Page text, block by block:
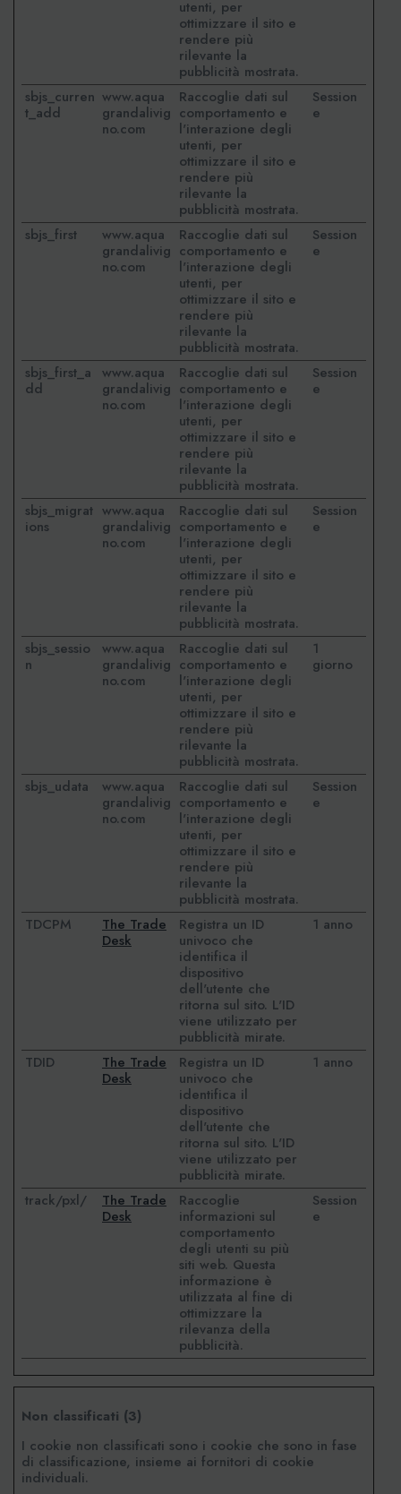
utenti, per
ottimizzare il sito e
rendere più
rilevante la
pubblicità mostrata.
sbjs_curren
t_add
www.aqua
grandalivig
no.com
Raccoglie dati sul
comportamento e
l'interazione degli
utenti, per
ottimizzare il sito e
rendere più
rilevante la
pubblicità mostrata.
Session
e
sbjs_first
www.aqua
grandalivig
no.com
Raccoglie dati sul
comportamento e
l'interazione degli
utenti, per
ottimizzare il sito e
rendere più
rilevante la
pubblicità mostrata.
Session
e
sbjs_first_a
dd
www.aqua
grandalivig
no.com
Raccoglie dati sul
comportamento e
l'interazione degli
utenti, per
ottimizzare il sito e
rendere più
rilevante la
pubblicità mostrata.
Session
e
sbjs_migrat
ions
www.aqua
grandalivig
no.com
Raccoglie dati sul
comportamento e
l'interazione degli
utenti, per
ottimizzare il sito e
rendere più
rilevante la
pubblicità mostrata.
Session
e
sbjs_sessio
n
www.aqua
grandalivig
no.com
Raccoglie dati sul
comportamento e
l'interazione degli
utenti, per
ottimizzare il sito e
rendere più
rilevante la
pubblicità mostrata.
1
giorno
sbjs_udata
www.aqua
grandalivig
no.com
Raccoglie dati sul
comportamento e
l'interazione degli
utenti, per
ottimizzare il sito e
rendere più
rilevante la
pubblicità mostrata.
Session
e
TDCPM
The Trade
Desk
Registra un ID
univoco che
identifica il
dispositivo
dell'utente che
ritorna sul sito. L'ID
viene utilizzato per
pubblicità mirate.
1 anno
TDID
The Trade
Desk
Registra un ID
univoco che
identifica il
dispositivo
dell'utente che
ritorna sul sito. L'ID
viene utilizzato per
pubblicità mirate.
1 anno
track/pxl/
The Trade
Desk
Raccoglie
informazioni sul
comportamento
degli utenti su più
siti web. Questa
informazione è
utilizzata al fine di
ottimizzare la
rilevanza della
pubblicità.
Session
e
Non classificati (3)
I cookie non classificati sono i cookie che sono in fase
di classificazione, insieme ai fornitori di cookie
individuali.